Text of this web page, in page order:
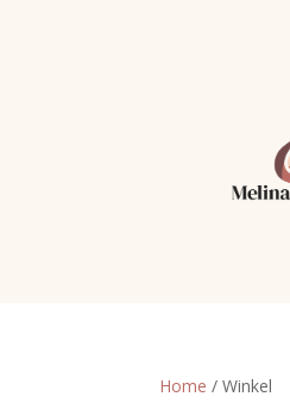
Home / Winkel